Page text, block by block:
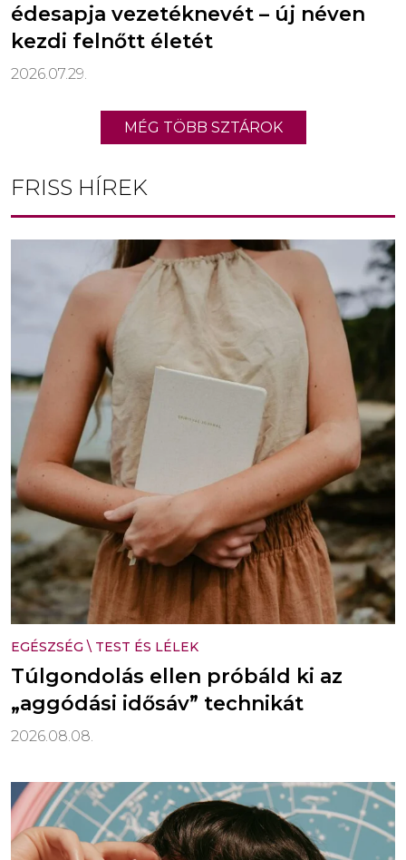
édesapja vezetéknevét – új néven
kezdi felnőtt életét
2026.07.29.
MÉG TÖBB SZTÁROK
FRISS HÍREK
EGÉSZSÉG \ TEST ÉS LÉLEK
Túlgondolás ellen próbáld ki az
„aggódási idősáv” technikát
2026.08.08.